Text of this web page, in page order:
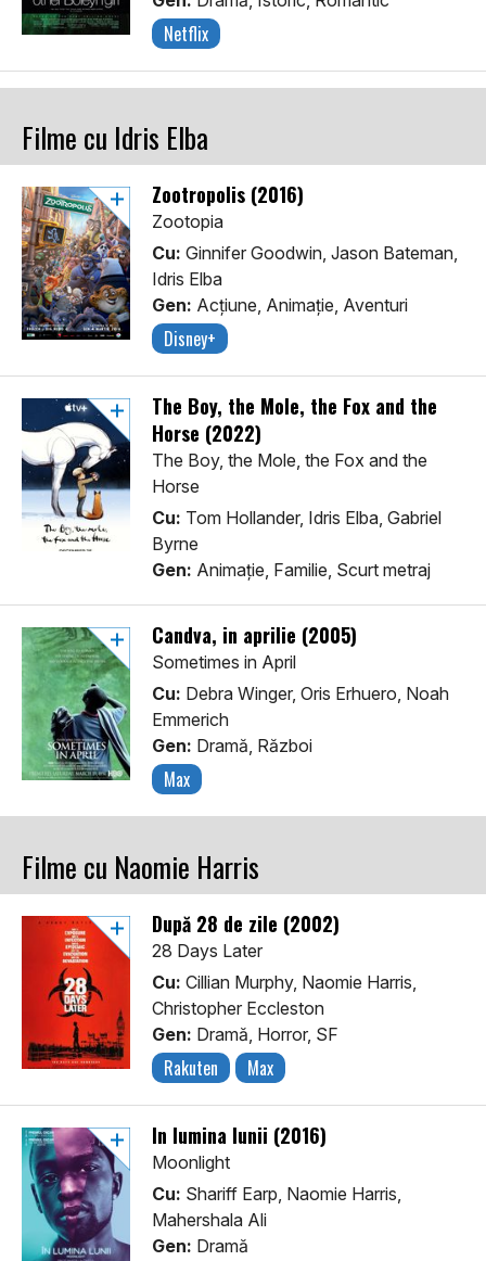
Netflix
Filme cu Idris Elba
Zootropolis (2016)
Zootopia
Cu: Ginnifer Goodwin, Jason Bateman,
Idris Elba
Gen: Acţiune, Animaţie, Aventuri
Disney+
The Boy, the Mole, the Fox and the
Horse (2022)
The Boy, the Mole, the Fox and the
Horse
Cu: Tom Hollander, Idris Elba, Gabriel
Byrne
Gen: Animaţie, Familie, Scurt metraj
Candva, in aprilie (2005)
Sometimes in April
Cu: Debra Winger, Oris Erhuero, Noah
Emmerich
Gen: Dramă, Război
Max
Filme cu Naomie Harris
După 28 de zile (2002)
28 Days Later
Cu: Cillian Murphy, Naomie Harris,
Christopher Eccleston
Gen: Dramă, Horror, SF
Rakuten Max
În lumina lunii (2016)
Moonlight
Cu: Shariff Earp, Naomie Harris,
Mahershala Ali
Gen: Dramă